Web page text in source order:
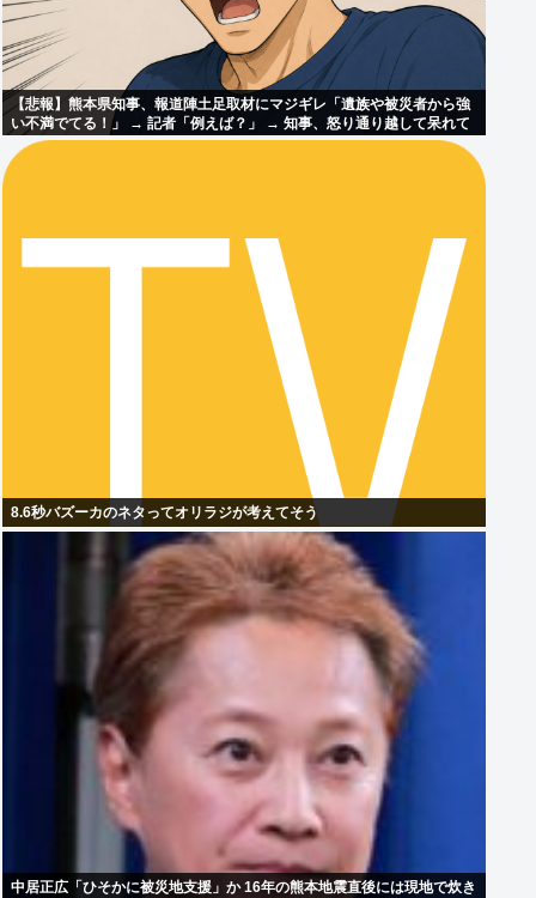
【悲報】熊本県知事、報道陣土足取材にマジギレ「遺族や被災者から強
い不満でてる！」 → 記者「例えば？」 → 知事、怒り通り越して呆れて
しまう ………
8.6秒バズーカのネタってオリラジが考えてそう
中居正広「ひそかに被災地支援」か 16年の熊本地震直後には現地で炊き